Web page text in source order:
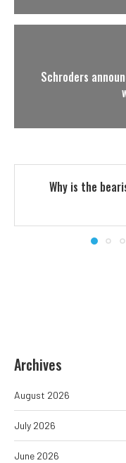
Schroders
Why is the
Archives
August 2026
July 2026
June 2026